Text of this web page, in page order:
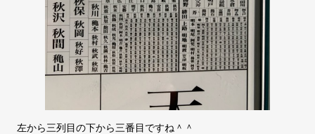
左から三列目の下から三番目ですね＾＾